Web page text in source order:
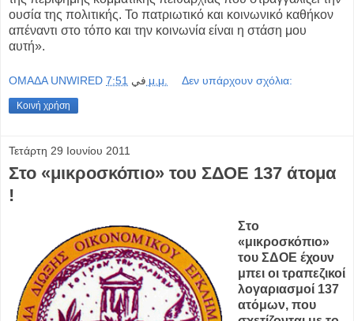
ουσία της πολιτικής. Το πατριωτικό και κοινωνικό καθήκον
απέναντι στο τόπο και την κοινωνία είναι η στάση μου
αυτή».
OMAΔΑ UNWIRED في 7:51 μ.μ. Δεν υπάρχουν σχόλια:
Κοινή χρήση
Τετάρτη 29 Ιουνίου 2011
Στο «μικροσκόπιο» του ΣΔΟΕ 137 άτομα
!
Στο
«μικροσκόπιο»
του ΣΔΟΕ έχουν
μπει οι τραπεζικοί
λογαριασμοί 137
ατόμων, που